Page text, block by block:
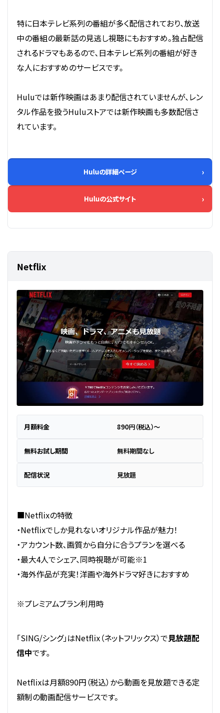
特に日本テレビ系列の番組が多く配信されており、放送
中の番組の最新話の見逃し視聴にもおすすめ。独占配信
されるドラマもあるので、日本テレビ系列の番組が好き
な人におすすめのサービスです。
Huluでは新作映画はあまり配信されていませんが、レン
タル作品を扱うHuluストアでは新作映画も多数配信さ
れています。
Huluの詳細ページ
Huluの公式サイト
Netflix
月額料金 890円（税込）～
無料お試し期間 無料期間なし
配信状況 見放題
■Netflixの特徴
・Netflixでしか見れないオリジナル作品が魅力！
・アカウント数、画質から自分に合うプランを選べる
・最大4人でシェア、同時視聴が可能※1
・海外作品が充実！洋画や海外ドラマ好きにおすすめ
※プレミアムプラン利用時
「SING/シング」はNetflix（ネットフリックス）で見放題配
信中です。
Netflixは月額890円（税込）から動画を見放題できる定
額制の動画配信サービスです。